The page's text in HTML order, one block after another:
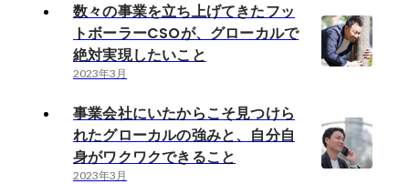
数々の事業を立ち上げてきたフッ
トボーラーCSOが、グローカルで
絶対実現したいこと
2023年3月
事業会社にいたからこそ見つけら
れたグローカルの強みと、自分自
身がワクワクできること
2023年3月